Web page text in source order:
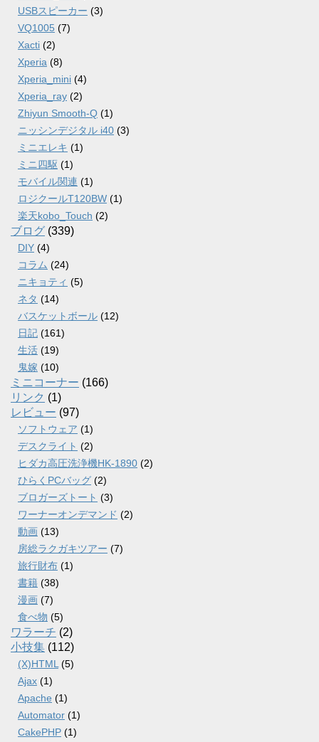
USBスピーカー (3)
VQ1005 (7)
Xacti (2)
Xperia (8)
Xperia_mini (4)
Xperia_ray (2)
Zhiyun Smooth-Q (1)
ニッシンデジタル i40 (3)
ミニエレキ (1)
ミニ四駆 (1)
モバイル関連 (1)
ロジクールT120BW (1)
楽天kobo_Touch (2)
ブログ (339)
DIY (4)
コラム (24)
ニキョティ (5)
ネタ (14)
バスケットボール (12)
日記 (161)
生活 (19)
鬼嫁 (10)
ミニコーナー (166)
リンク (1)
レビュー (97)
ソフトウェア (1)
デスクライト (2)
ヒダカ高圧洗浄機HK-1890 (2)
ひらくPCバッグ (2)
ブロガーズトート (3)
ワーナーオンデマンド (2)
動画 (13)
房総ラクガキツアー (7)
旅行財布 (1)
書籍 (38)
漫画 (7)
食べ物 (5)
ワラーチ (2)
小技集 (112)
(X)HTML (5)
Ajax (1)
Apache (1)
Automator (1)
CakePHP (1)